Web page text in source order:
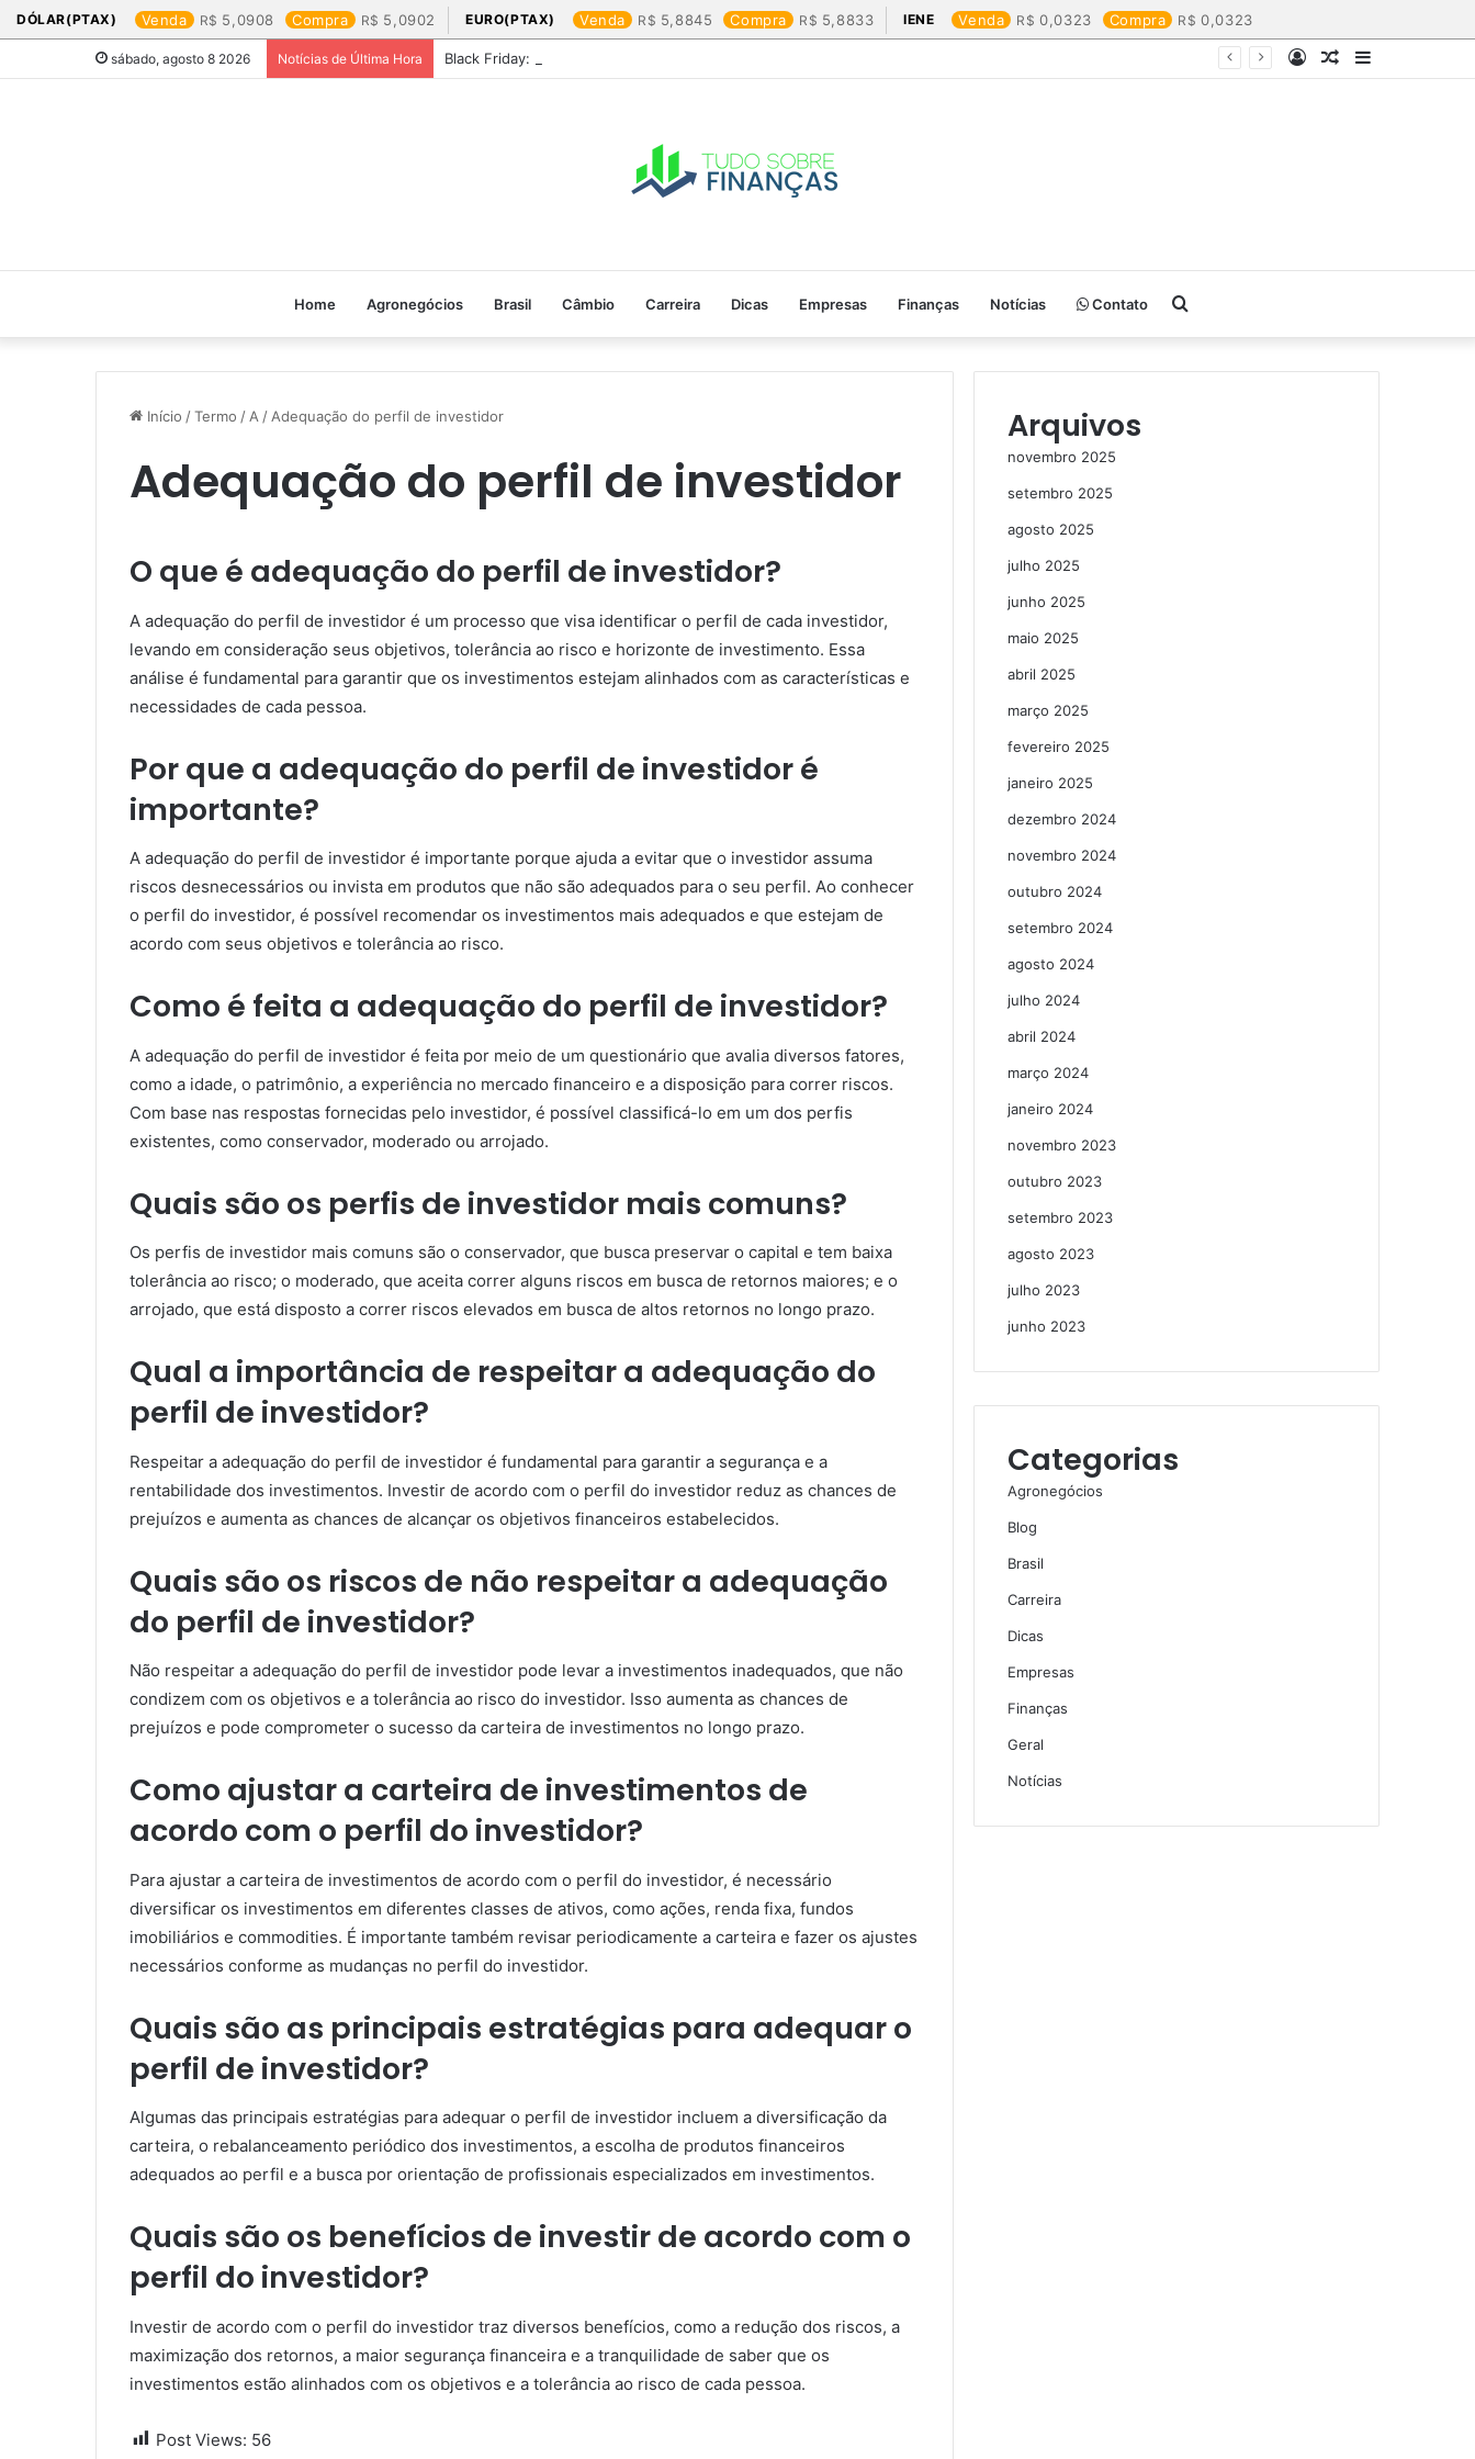
DÓLAR(PTAX) Venda 5,0908 Compra 5,0902 EURO(PTAX) Venda 5,8845 Compra 5,8833 IENE Venda 0,0323 Compra 0,0323
sábado, agosto 8 2026 Notícias de Última Hora Black Friday: os produtos que mais valem a pena
Barra
Artigo
Entrar
Home Agronegócios Brasil Câmbio Carreira Dicas Empresas Finanças Notícias Contato Procurar
por
Início /Termo / A / Adequação do perfil de investidor
Adequação do perfil de investidor
O que é adequação do perfil de investidor?
A adequação do perfil de investidor é um processo que visa identificar o perfil de cada investidor,
levando em consideração seus objetivos, tolerância ao risco e horizonte de investimento. Essa
análise é fundamental para garantir que os investimentos estejam alinhados com as características e
necessidades de cada pessoa.
Por que a adequação do perfil de investidor é
importante?
A adequação do perfil de investidor é importante porque ajuda a evitar que o investidor assuma
riscos desnecessários ou invista em produtos que não são adequados para o seu perfil. Ao conhecer
o perfil do investidor, é possível recomendar os investimentos mais adequados e que estejam de
acordo com seus objetivos e tolerância ao risco.
Como é feita a adequação do perfil de investidor?
A adequação do perfil de investidor é feita por meio de um questionário que avalia diversos fatores,
como a idade, o patrimônio, a experiência no mercado financeiro e a disposição para correr riscos.
Com base nas respostas fornecidas pelo investidor, é possível classificá-lo em um dos perfis
existentes, como conservador, moderado ou arrojado.
Quais são os perfis de investidor mais comuns?
Os perfis de investidor mais comuns são o conservador, que busca preservar o capital e tem baixa
tolerância ao risco; o moderado, que aceita correr alguns riscos em busca de retornos maiores; e o
arrojado, que está disposto a correr riscos elevados em busca de altos retornos no longo prazo.
Qual a importância de respeitar a adequação do
perfil de investidor?
Respeitar a adequação do perfil de investidor é fundamental para garantir a segurança e a
rentabilidade dos investimentos. Investir de acordo com o perfil do investidor reduz as chances de
prejuízos e aumenta as chances de alcançar os objetivos financeiros estabelecidos.
Quais são os riscos de não respeitar a adequação
do perfil de investidor?
Não respeitar a adequação do perfil de investidor pode levar a investimentos inadequados, que não
condizem com os objetivos e a tolerância ao risco do investidor. Isso aumenta as chances de
prejuízos e pode comprometer o sucesso da carteira de investimentos no longo prazo.
Como ajustar a carteira de investimentos de
acordo com o perfil do investidor?
Para ajustar a carteira de investimentos de acordo com o perfil do investidor, é necessário
diversificar os investimentos em diferentes classes de ativos, como ações, renda fixa, fundos
imobiliários e commodities. É importante também revisar periodicamente a carteira e fazer os ajustes
necessários conforme as mudanças no perfil do investidor.
Quais são as principais estratégias para adequar o
perfil de investidor?
Algumas das principais estratégias para adequar o perfil de investidor incluem a diversificação da
carteira, o rebalanceamento periódico dos investimentos, a escolha de produtos financeiros
adequados ao perfil e a busca por orientação de profissionais especializados em investimentos.
Quais são os benefícios de investir de acordo com o
perfil do investidor?
Investir de acordo com o perfil do investidor traz diversos benefícios, como a redução dos riscos, a
maximização dos retornos, a maior segurança financeira e a tranquilidade de saber que os
investimentos estão alinhados com os objetivos e a tolerância ao risco de cada pessoa.
Post Views: 56
Arquivos
novembro 2025
setembro 2025
agosto 2025
julho 2025
junho 2025
maio 2025
abril 2025
março 2025
fevereiro 2025
janeiro 2025
dezembro 2024
novembro 2024
outubro 2024
setembro 2024
agosto 2024
julho 2024
abril 2024
março 2024
janeiro 2024
novembro 2023
outubro 2023
setembro 2023
agosto 2023
julho 2023
junho 2023
Categorias
Agronegócios
Blog
Brasil
Carreira
Dicas
Empresas
Finanças
Geral
Notícias